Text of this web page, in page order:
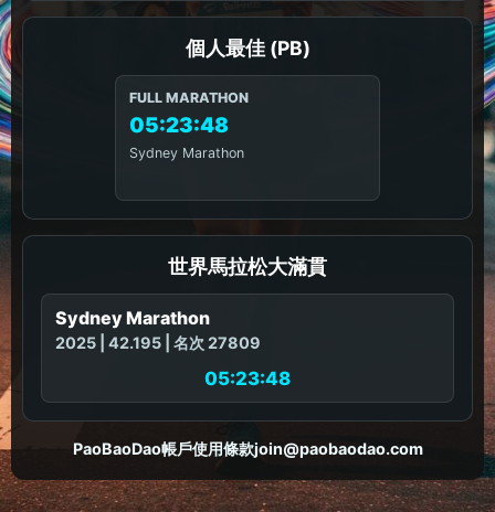
個人最佳 (PB)
FULL MARATHON
05:23:48
Sydney Marathon
世界馬拉松大滿貫
Sydney Marathon
2025 | 42.195 | 名次 27809
05:23:48
PaoBaoDao帳戶使用條款join@paobaodao.com